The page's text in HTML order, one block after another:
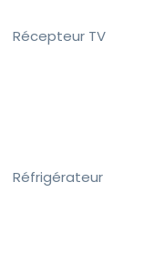
Récepteur TV
Réfrigérateur